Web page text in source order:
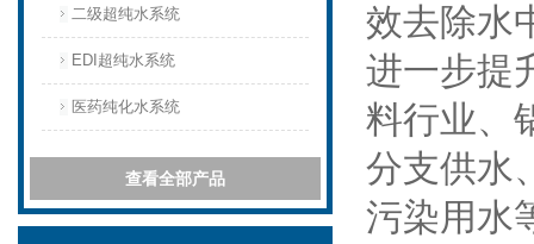
效去除水
进一步提
料行业、
分支供水
污染用水
二级超纯水系统
EDI超纯水系统
医药纯化水系统
查看全部产品